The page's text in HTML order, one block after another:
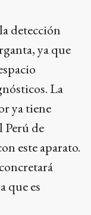
detección
ya que
La
ya tiene
Perú de
este aparato.
que es